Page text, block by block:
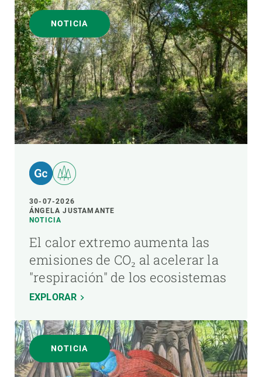
NOTICIA
30-07-2026
ÁNGELA JUSTAMANTE
NOTICIA
El calor extremo aumenta las
emisiones de CO₂ al acelerar la
"respiración" de los ecosistemas
EXPLORAR
NOTICIA